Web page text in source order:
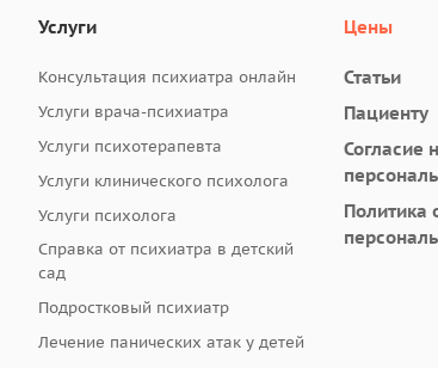
Услуги
Консультация психиатра онлайн
Услуги врача-психиатра
Услуги психотерапевта
Услуги клинического психолога
Услуги психолога
Справка от психиатра в детский
сад
Подростковый психиатр
Лечение панических атак у детей
Цены
Статьи
Пациенту
Согласие
Политика